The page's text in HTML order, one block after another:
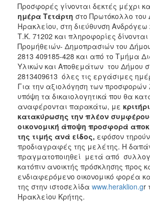
Προσφορές γίνονται δεκτές μέχρι
ημέρα Τετάρτη στο Πρωτόκολλο του
Ηρακλείου, στη διεύθυνση Ανδρόγεω
Τ.Κ. 71202 και πληροφορίες
Προμήθειών- Δημοπρασιών του
2813 409185-428 και από το Τμήμα
Υλικών και Αποθεμάτων του Δήμου
2813409613 όλες τις εργάσιμες
Για την αξιολόγηση των προσφορών
υπόψη τα δικαιολογητικά που θα
αναφέρονται παρακάτω, με
κατακύρωσης την πλέον
οικονομική άποψη προσφορά
της τιμής ανά είδος, εφόσον
προδιαγραφές της μελέτης. Η
πραγματοποιηθεί μετά από
κατόπιν ανοικτής πρόσκλησης προς
ενδιαφερόμενο οικονομικό φορέα
της στην ιστοσελίδα www.heraklion.gr
Ηρακλείου Κρήτης.